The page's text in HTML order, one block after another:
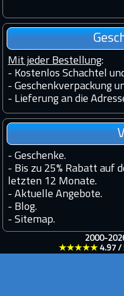
Mit jeder Bestellung:
- Kostenlos Schachtel
- Geschenkverpackung
- Lieferung an die
- Geschenke.
- Bis zu 25% Rabatt auf
letzten 12 Monate.
- Aktuelle Angebote.
- Blog.
- Sitemap.
2000-
★★★★★ 4.97 /